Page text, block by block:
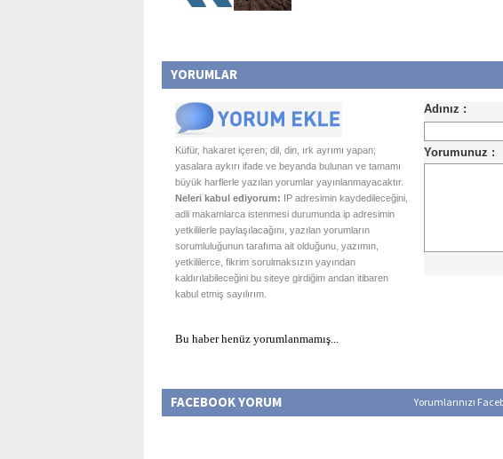
YORUMLAR
Küfür, hakaret içeren; dil, din, ırk ayrımı yapan;
yasalara aykırı ifade ve beyanda bulunan ve tamamı
büyük harflerle yazılan yorumlar yayınlanmayacaktır.
Neleri kabul ediyorum: IP adresimin kaydedileceğini,
adli makamlarca istenmesi durumunda ip adresimin
yetkililerle paylaşılacağını, yazılan yorumların
sorumluluğunun tarafıma ait olduğunu, yazımın,
yetkililerce, fikrim sorulmaksızın yayından
kaldırılabileceğini bu siteye girdiğim andan itibaren
kabul etmiş sayılırım.
Bu haber henüz yorumlanmamış...
FACEBOOK YORUM Yorumlarınızı